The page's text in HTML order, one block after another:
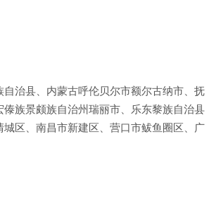
治县、内蒙古呼伦贝尔市额尔古纳市、抚
傣族景颇族自治州瑞丽市、乐东黎族自治县
区、南昌市新建区、营口市鲅鱼圈区、广